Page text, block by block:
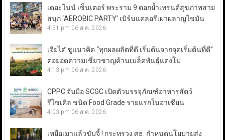
เดอะไนน์ เซ็นเตอร์ พระราม 9 ตอกย้ำเทรนด์สุขภาพสาย
สนุก ‘AEROBIC PARTY’ เบิร์นแคลอรีเผาผลาญไขมัน
4:31 pm 06 ส.ค. 2026
เจียไต๋ ชูแนวคิด “ทุกผลผลิตที่ดี เริ่มต้นจากจุดเริ่มต้นที่ดี”
ต่อยอดความเชี่ยวชาญด้านเมล็ดพันธุ์แตงโม
4:13 pm 06 ส.ค. 2026
CPPC จับมือ SCGC เปิดตัวบรรจุภัณฑ์อาหารสัตว์
รีไซเคิล ชนิด Food Grade รายแรกในอาเซียน
4:03 pm 06 ส.ค. 2026
เหยื่อเมาแล้วขับจี้ ! กระทรวง ศธ. กำหนดนโยบายส่ง